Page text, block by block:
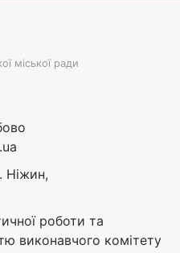
міської ради
Ніжин,
роботи та
виконавчого комітету